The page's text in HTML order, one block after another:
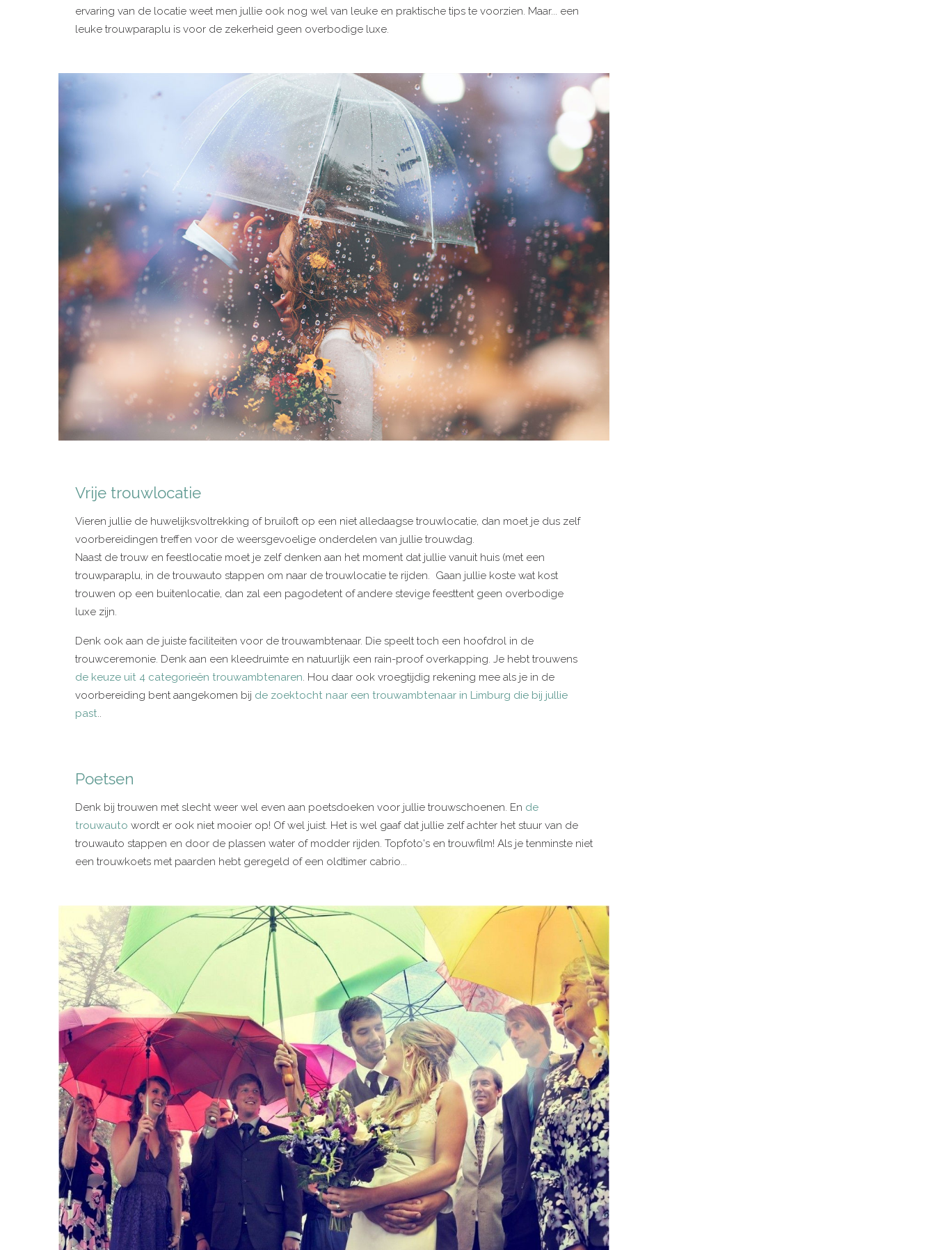
ervaring van de locatie weet men jullie ook nog wel van leuke en praktische tips te voorzien. Maar... een
leuke trouwparaplu is voor de zekerheid geen overbodige luxe.
Vrije trouwlocatie
Vieren jullie de huwelijksvoltrekking of bruiloft op een niet alledaagse trouwlocatie, dan moet je dus zelf
voorbereidingen treffen voor de weersgevoelige onderdelen van jullie trouwdag.
Naast de trouw en feestlocatie moet je zelf denken aan het moment dat jullie vanuit huis (met een
trouwparaplu, in de trouwauto stappen om naar de trouwlocatie te rijden. Gaan jullie koste wat kost
trouwen op een buitenlocatie, dan zal een pagodetent of andere stevige feesttent geen overbodige
luxe zijn.
Denk ook aan de juiste faciliteiten voor de trouwambtenaar. Die speelt toch een hoofdrol in de
trouwceremonie. Denk aan een kleedruimte en natuurlijk een rain-proof overkapping. Je hebt trouwens
de keuze uit 4 categorieën trouwambtenaren . Hou daar ook vroegtijdig rekening mee als je in de
voorbereiding bent aangekomen bij de zoektocht naar een trouwambtenaar in Limburg die bij jullie
past
Poetsen
Denk bij trouwen met slecht weer wel even aan poetsdoeken voor jullie trouwschoenen. En de
trouwauto wordt er ook niet mooier op! Of wel juist. Het is wel gaaf dat jullie zelf achter het stuur van de
trouwauto stappen en door de plassen water of modder rijden. Topfoto's en trouwfilm! Als je tenminste niet
een trouwkoets met paarden hebt geregeld of een oldtimer cabrio...